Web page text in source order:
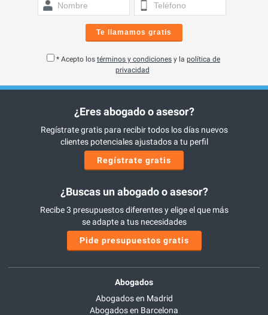
Te llamamos gratis
* Acepto los términos y condiciones y la política de
privacidad
¿Eres abogado o asesor?
Regístrate gratis para recibir todos los días nuevos
clientes potenciales ajustados a tu perfil
Regístrate gratis
¿Buscas un abogado o asesor?
Recibe 3 presupuestos diferentes y elige el que más
se adapte a tus necesidades
Pide presupuestos gratis
Abogados
Abogados en Madrid
Abogados en Barcelona